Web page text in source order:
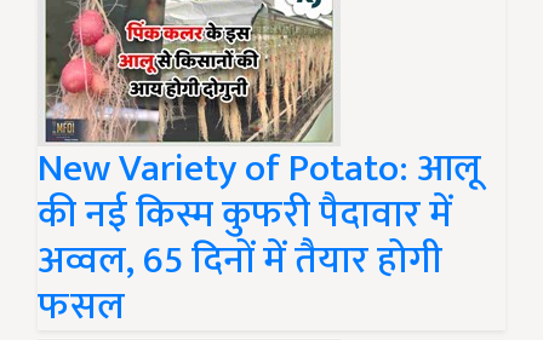
New Variety of Potato: आलू
की नई किस्म कुफरी पैदावार में
अव्वल, 65 दिनों में तैयार होगी
फसल